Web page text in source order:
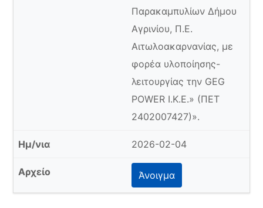
Παρακαμπυλίων Δήμου
Αγρινίου, Π.Ε.
Αιτωλοακαρνανίας, με
φορέα υλοποίησης-
λειτουργίας την GEG
POWER Ι.Κ.Ε.» (ΠΕΤ
2402007427)».
2026-02-04
Άνοιγμα